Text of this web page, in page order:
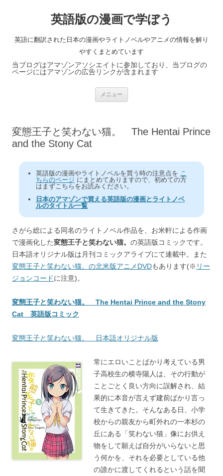
英語版の漫画で学ぼう
英語に翻訳された日本の漫画やライトノベルやアニメの情報を解り
やすくまとめています
当ブログはアマゾンアソシエイトに参加しており、当ブログの
ページにはアマゾンの広告リンクが含まれます
メニュー
変態王子と笑わない猫。 The Hentai Prince
and the Stony Cat
英語版の漫画やライトノベルを買う時の注意点を こ
ちらのページ にまとめてありますので、初めての方
はまずこちらをお読みください。
日本のアマゾンで買える英語版の漫画とライトノベ
ルのタイトル一覧
さがら総による同名のライトノベル作品を、お米軒による作画
で漫画化した変態王子と笑わない猫。 の英語版コミックです。
日本語オリジナル版は月刊コミックアライブにて連載中。また
変態王子と笑わない猫。の北米版アニメDVDもあります(※ リー
ジョンコードに注意)。
変態王子と笑わない猫。 The Hentai Prince and the Stony
Cat 英語版コミック
変態王子と笑わない猫。 日本語オリジナル版
常にエロいことばかり考えている男
子高校生の横寺陽人は、その行動が
ことごとく良い方向に誤解され、結
果的に本音が言えず建前ばかり言っ
て生きてきた。そんなある日、小学
校からの親友から町外れの一本杉の
丘にある「笑わない猫」像にお供え
物をして願えば自分がいらないと思
う何かを、それを必要としている他
の誰かに渡してくれるという話を聞